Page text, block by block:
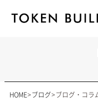
HOME ブログ ブログ・コラ